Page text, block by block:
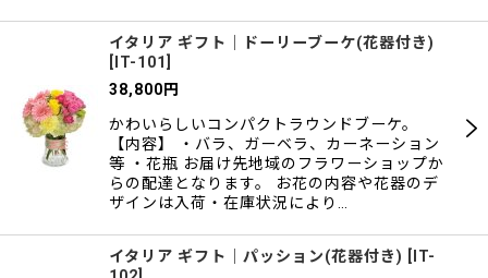
イタリア ギフト｜ドーリーブーケ(花器付き)
IT-101
38,800円
かわいらしいコンパクトラウンドブーケ。
【内容】 ・バラ、ガーベラ、カーネーション
等 ・花瓶 お届け先地域のフラワーショップか
らの配達となります。 お花の内容や花器のデ
ザインは入荷・在庫状況により…
イタリア ギフト｜パッション(花器付き)
IT-